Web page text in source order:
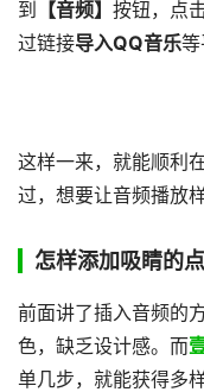
到 【音频】 按钮，点
过链接导入QQ音乐等
这样一来，就能顺利
过，想要让音频播放
怎样添加吸睛的
前面讲了插入音频的
色，缺乏设计感。而
单几步，就能获得多